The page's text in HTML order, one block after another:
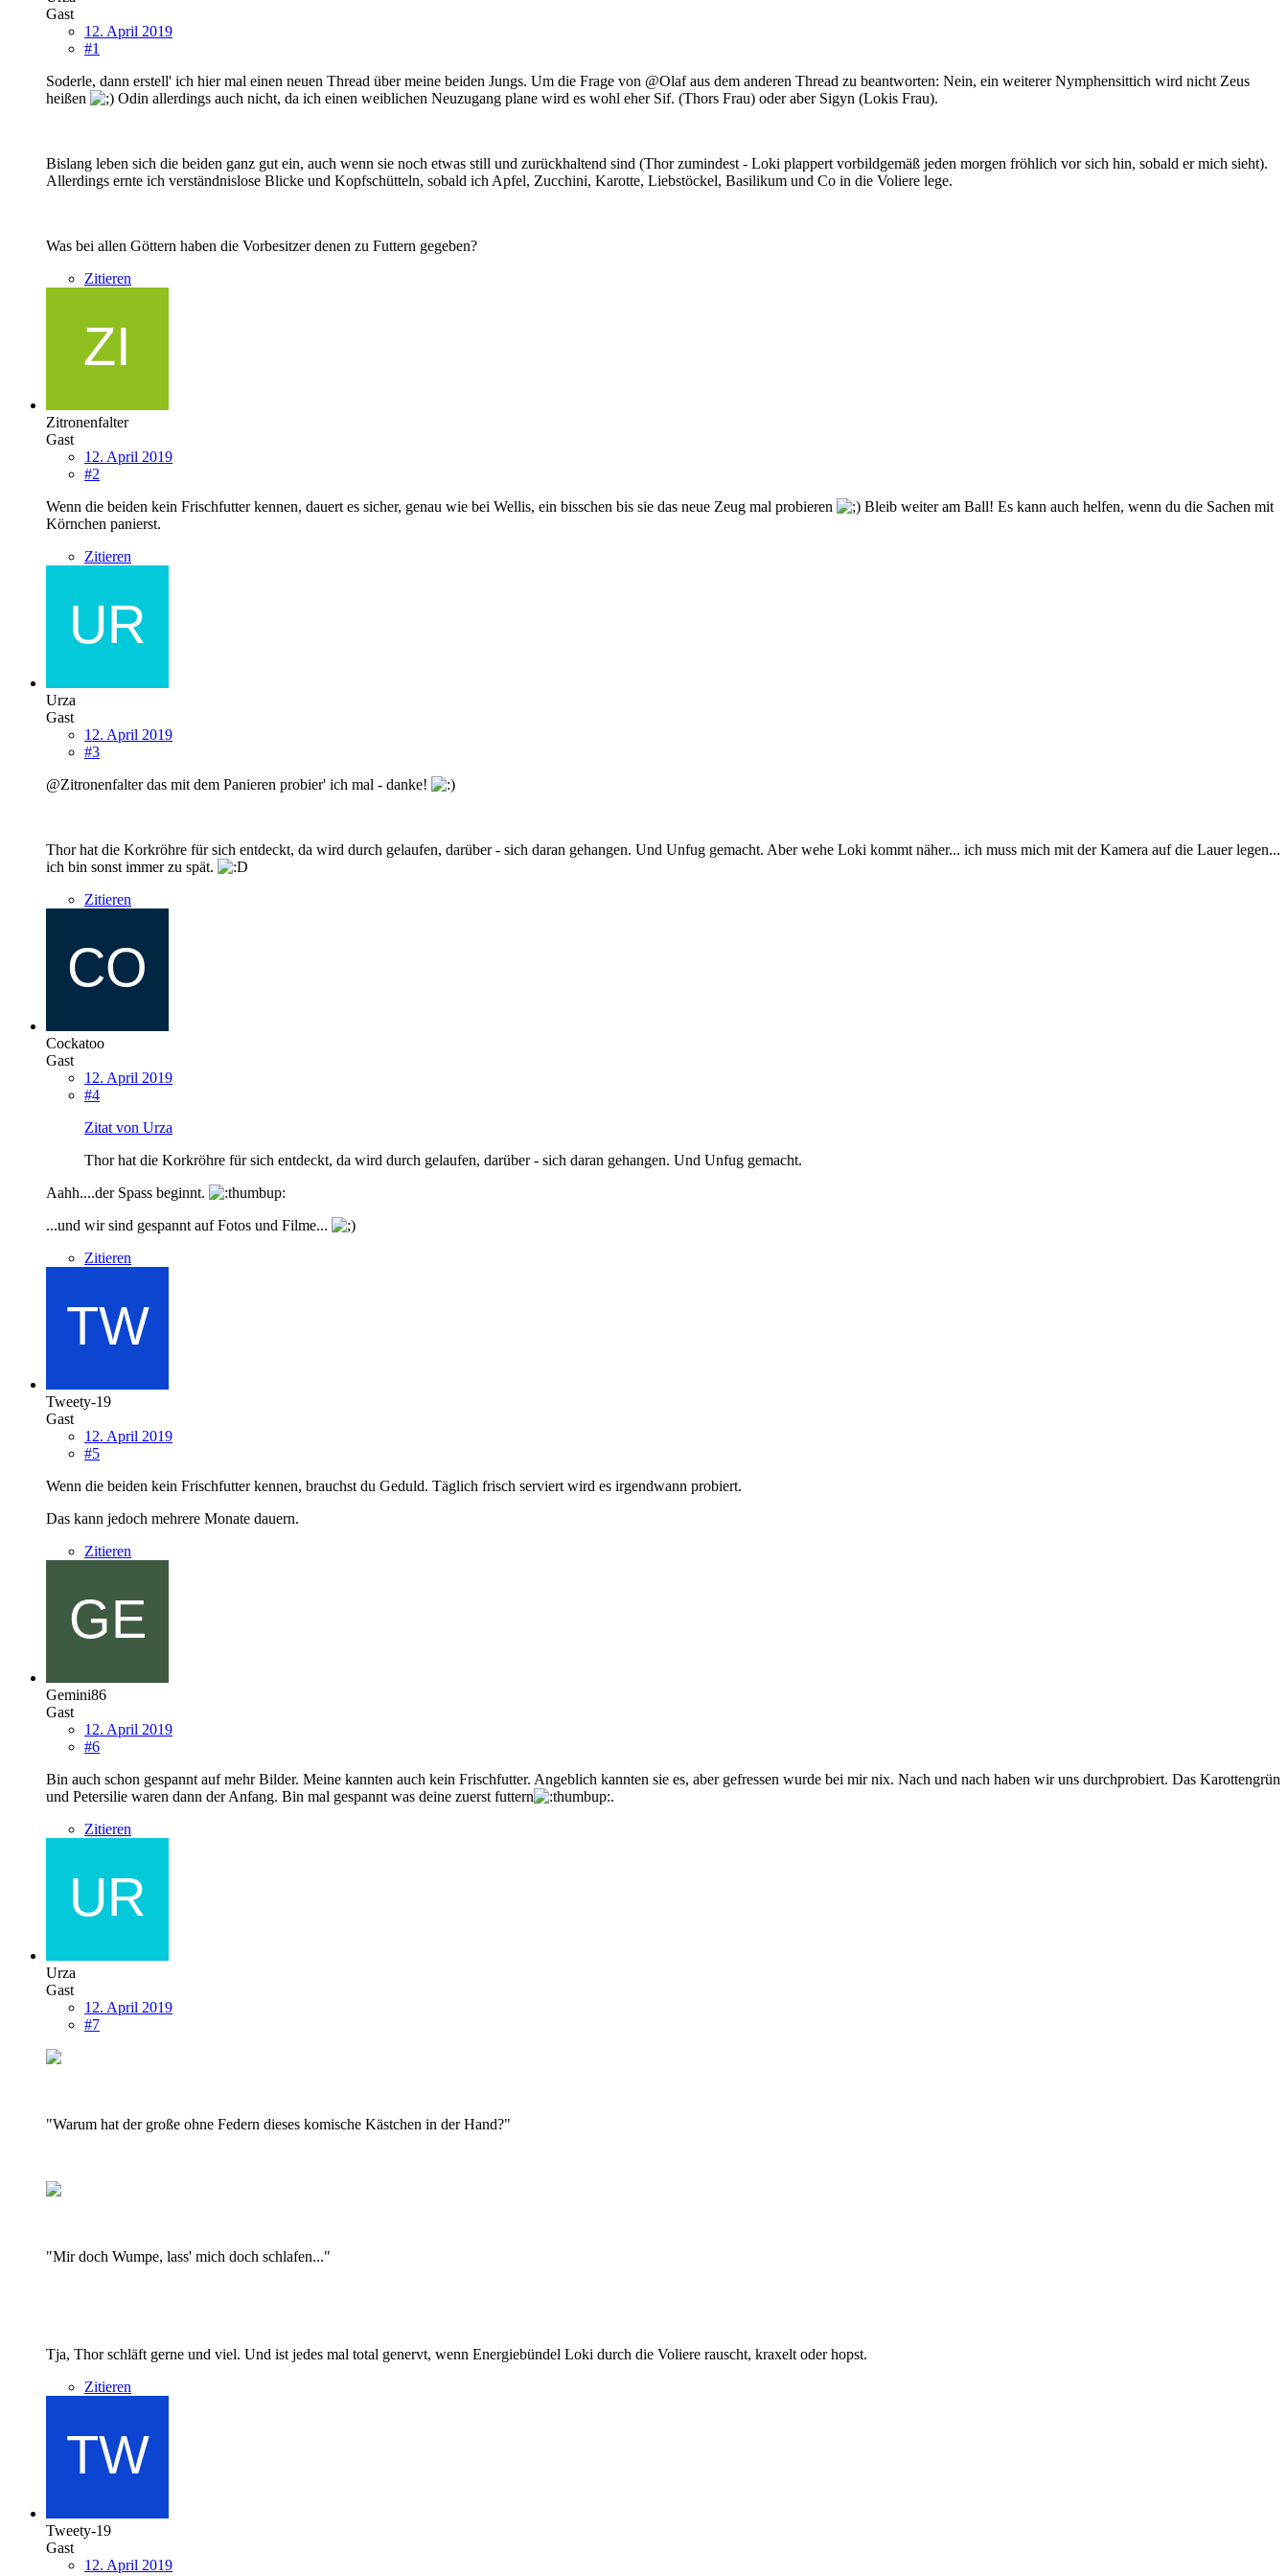
Gast
12. April 2019
#1
Soderle, dann erstell' ich hier mal einen neuen Thread über meine beiden Jungs. Um die Frage von @Olaf aus dem anderen Thread zu beantworten: Nein, ein weiterer Nymphensittich wird nicht Zeus
heißen
Odin allerdings auch nicht, da ich einen weiblichen Neuzugang plane wird es wohl eher Sif. (Thors Frau) oder aber Sigyn (Lokis Frau).
Bislang leben sich die beiden ganz gut ein, auch wenn sie noch etwas still und zurückhaltend sind (Thor zumindest - Loki plappert vorbildgemäß jeden morgen fröhlich vor sich hin, sobald er mich sieht).
Allerdings ernte ich verständnislose Blicke und Kopfschütteln, sobald ich Apfel, Zucchini, Karotte, Liebstöckel, Basilikum und Co in die Voliere lege.
Was bei allen Göttern haben die Vorbesitzer denen zu Futtern gegeben?
Zitieren
Zitronenfalter
Gast
12. April 2019
#2
Wenn die beiden kein Frischfutter kennen, dauert es sicher, genau wie bei Wellis, ein bisschen bis sie das neue Zeug mal probieren
Bleib weiter am Ball! Es kann auch helfen, wenn du die Sachen mit
Körnchen panierst.
Zitieren
Urza
Gast
12. April 2019
#3
@Zitronenfalter das mit dem Panieren probier' ich mal - danke!
Thor hat die Korkröhre für sich entdeckt, da wird durch gelaufen, darüber - sich daran gehangen. Und Unfug gemacht. Aber wehe Loki kommt näher... ich muss mich mit der Kamera auf die Lauer legen...
ich bin sonst immer zu spät.
Zitieren
Cockatoo
Gast
12. April 2019
#4
Zitat von Urza
Thor hat die Korkröhre für sich entdeckt, da wird durch gelaufen, darüber - sich daran gehangen. Und Unfug gemacht.
Aahh....der Spass beginnt.
...und wir sind gespannt auf Fotos und Filme...
Zitieren
Tweety-19
Gast
12. April 2019
#5
Wenn die beiden kein Frischfutter kennen, brauchst du Geduld. Täglich frisch serviert wird es irgendwann probiert.
Das kann jedoch mehrere Monate dauern.
Zitieren
Gemini86
Gast
12. April 2019
#6
Bin auch schon gespannt auf mehr Bilder. Meine kannten auch kein Frischfutter. Angeblich kannten sie es, aber gefressen wurde bei mir nix. Nach und nach haben wir uns durchprobiert. Das Karottengrün
und Petersilie waren dann der Anfang. Bin mal gespannt was deine zuerst futtern
.
Zitieren
Urza
Gast
12. April 2019
#7
"Warum hat der große ohne Federn dieses komische Kästchen in der Hand?"
"Mir doch Wumpe, lass' mich doch schlafen..."
Tja, Thor schläft gerne und viel. Und ist jedes mal total genervt, wenn Energiebündel Loki durch die Voliere rauscht, kraxelt oder hopst.
Zitieren
Tweety-19
Gast
12. April 2019